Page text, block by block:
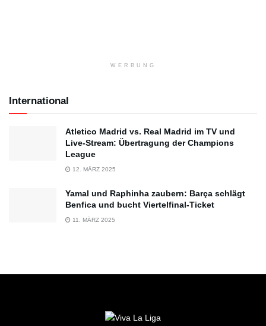
WERBUNG
International
Atletico Madrid vs. Real Madrid im TV und
Live-Stream: Übertragung der Champions
League
12. MÄRZ 2025
Yamal und Raphinha zaubern: Barça schlägt
Benfica und bucht Viertelfinal-Ticket
11. MÄRZ 2025